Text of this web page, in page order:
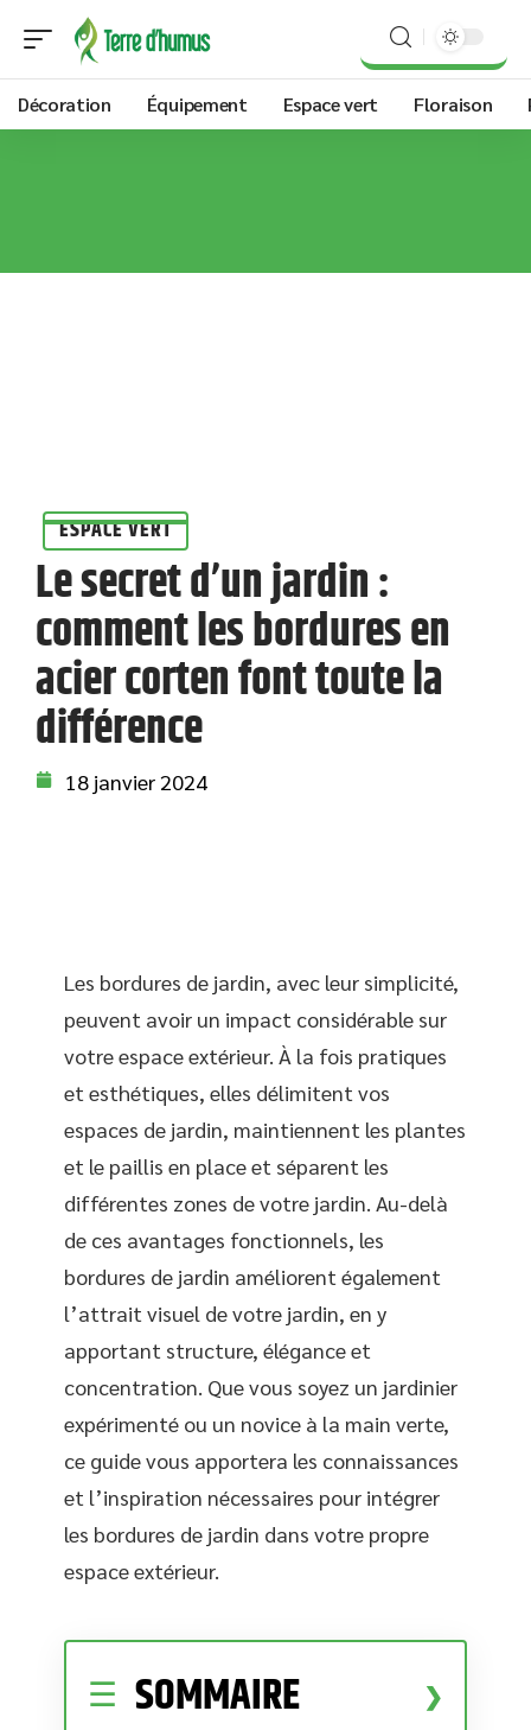
Décoration Équipement Espace vert Floraison
ESPACE VERT
Le secret d’un jardin :
comment les bordures en
acier corten font toute la
différence
18 janvier 2024
Les bordures de jardin, avec leur simplicité,
peuvent avoir un impact considérable sur
votre espace extérieur. À la fois pratiques
et esthétiques, elles délimitent vos
espaces de jardin, maintiennent les plantes
et le paillis en place et séparent les
différentes zones de votre jardin. Au-delà
de ces avantages fonctionnels, les
bordures de jardin améliorent également
l’attrait visuel de votre jardin, en y
apportant structure, élégance et
concentration. Que vous soyez un jardinier
expérimenté ou un novice à la main verte,
ce guide vous apportera les connaissances
et l’inspiration nécessaires pour intégrer
les bordures de jardin dans votre propre
espace extérieur.
SOMMAIRE